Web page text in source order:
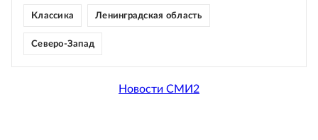
Классика Ленинградская область
Северо-Запад
Новости СМИ2